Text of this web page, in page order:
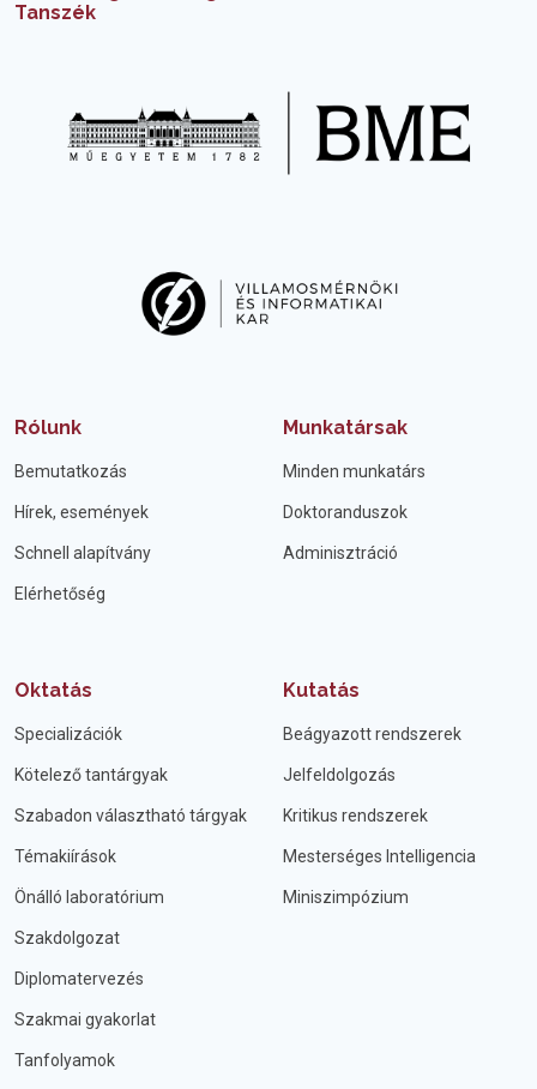
Tanszék
Rólunk
Bemutatkozás
Hírek, események
Schnell alapítvány
Elérhetőség
Munkatársak
Minden munkatárs
Doktoranduszok
Adminisztráció
Oktatás
Specializációk
Kötelező tantárgyak
Szabadon választható tárgyak
Témakiírások
Önálló laboratórium
Szakdolgozat
Diplomatervezés
Szakmai gyakorlat
Tanfolyamok
Kutatás
Beágyazott rendszerek
Jelfeldolgozás
Kritikus rendszerek
Mesterséges Intelligencia
Miniszimpózium